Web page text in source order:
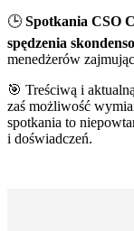
🕒 Spotkania CSO
spędzenia
menedżerów
🎯 Treściwą i
zaś możliwość
spotkania to
i doświadczeń.